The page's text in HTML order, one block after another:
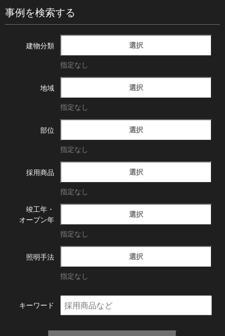
事例を検索する
建物分類 選択
指定なし
地域 選択
指定なし
部位 選択
指定なし
採用商品 選択
指定なし
竣工年・
オープン年
選択
指定なし
照明手法 選択
指定なし
キーワード